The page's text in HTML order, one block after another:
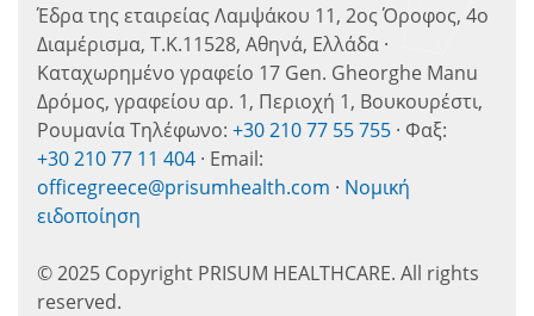
Έδρα της εταιρείας Λαμψάκου 11, 2ος Όροφος, 4ο
Διαμέρισμα, Τ.Κ.11528, Αθηνά, Ελλάδα ·
Καταχωρημένο γραφείο 17 Gen. Gheorghe Manu
Δρόμος, γραφείου αρ. 1, Περιοχή 1, Βουκουρέστι,
Ρουμανία Τηλέφωνο: +30 210 77 55 755 · Φαξ:
+30 210 77 11 404 · Email:
officegreece@prisumhealth.com · Νομική
ειδοποίηση
© 2025 Copyright PRISUM HEALTHCARE. All rights
reserved.